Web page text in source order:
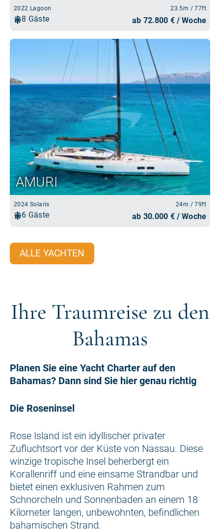
ALLE YACHTEN
Ihre Traumreise zu den
Bahamas
Planen Sie eine Yacht Charter auf den
Bahamas? Dann sind Sie hier genau richtig
Die Roseninsel
Rose Island ist ein idyllischer privater
Zufluchtsort vor der Küste von Nassau. Diese
winzige tropische Insel beherbergt ein
Korallenriff und eine einsame Strandbar und
bietet einen exklusiven Rahmen zum
Schnorcheln und Sonnenbaden an einem 18
Kilometer langen, unbewohnten, befindlichen
bahamischen Strand.